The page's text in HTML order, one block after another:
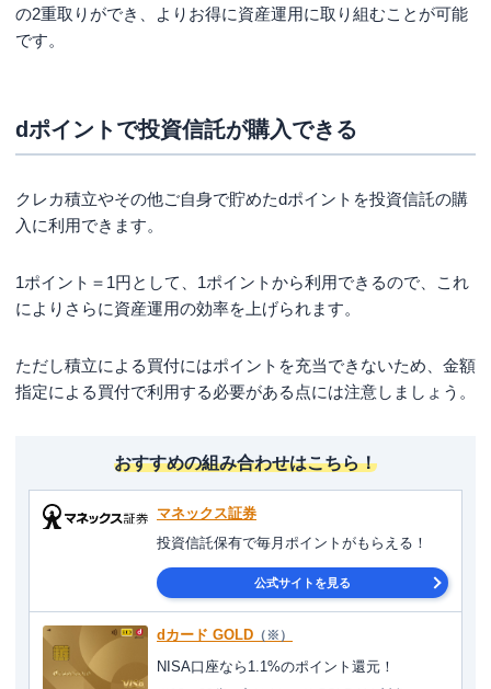
の2重取りができ、よりお得に資産運用に取り組むことが可能
です。
dポイントで投資信託が購入できる
クレカ積立やその他ご自身で貯めたdポイントを投資信託の購
入に利用できます。
1ポイント＝1円として、1ポイントから利用できるので、これ
によりさらに資産運用の効率を上げられます。
ただし積立による買付にはポイントを充当できないため、金額
指定による買付で利用する必要がある点には注意しましょう。
おすすめの組み合わせはこちら！
マネックス証券
投資信託保有で毎月ポイントがもらえる！
公式サイトを見る
dカード GOLD （※）
NISA口座なら1.1%のポイント還元！